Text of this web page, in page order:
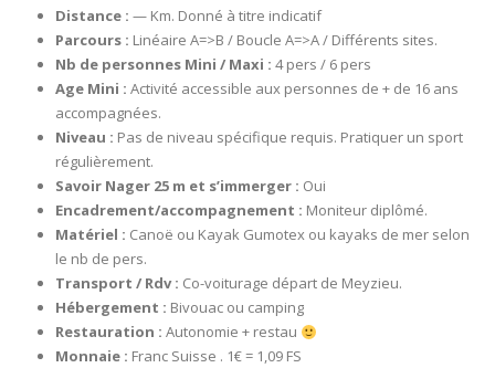
Distance : — Km. Donné à titre indicatif
Parcours : Linéaire A=>B / Boucle A=>A / Différents sites.
Nb de personnes Mini / Maxi : 4 pers / 6 pers
Age Mini : Activité accessible aux personnes de + de 16 ans
accompagnées.
Niveau : Pas de niveau spécifique requis. Pratiquer un sport
régulièrement.
Savoir Nager 25 m et s’immerger : Oui
Encadrement/accompagnement : Moniteur diplômé.
Matériel : Canoë ou Kayak Gumotex ou kayaks de mer selon
le nb de pers.
Transport / Rdv : Co-voiturage départ de Meyzieu.
Hébergement : Bivouac ou camping
Restauration : Autonomie + restau
Monnaie : Franc Suisse . 1€ = 1,09 FS